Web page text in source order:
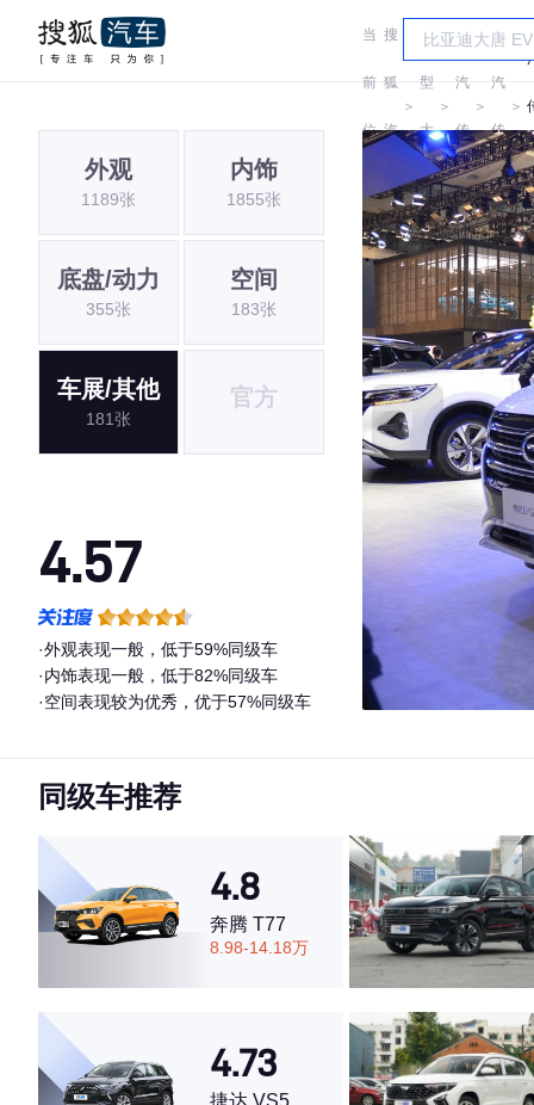
当
前
位
搜
狐
汽
＞
车
型
大
全
＞
广
汽
传
祺
＞
广
汽
传
祺
＞
外观
1189张
内饰
1855张
底盘/动力
355张
空间
183张
车展/其他
181张
官方
4.57
·外观表现一般，低于59%同级车
·内饰表现一般，低于82%同级车
·空间表现较为优秀，优于57%同级车
同级车推荐
4.8
奔腾 T77
8.98-14.18万
4.73